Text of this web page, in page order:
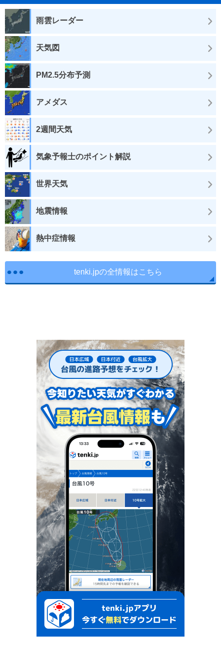
雨雲レーダー
天気図
PM2.5分布予測
アメダス
2週間天気
気象予報士のポイント解説
世界天気
地震情報
熱中症情報
tenki.jpの全情報はこちら